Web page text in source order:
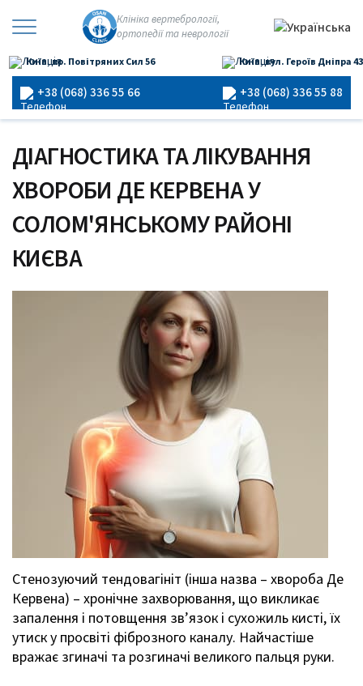
до
вмісту
Клініка вертебрології,
ортопедії та неврології
Київ, пр. Повітряних Сил 56 Київ, вул. Героїв Дніпра 43
+38 (068) 336 55 66 +38 (068) 336 55 88
Головна›Хвороба Де Кервена
ДІАГНОСТИКА ТА ЛІКУВАННЯ
ХВОРОБИ ДЕ КЕРВЕНА У
СОЛОМ'ЯНСЬКОМУ РАЙОНІ
КИЄВА
Стенозуючий тендовагініт (інша назва – хвороба Де
Кервена) – хронічне захворювання, що викликає
запалення і потовщення зв’язок і сухожиль кисті, їх
утиск у просвіті фіброзного каналу. Найчастіше
вражає згиначі та розгиначі великого пальця руки.
×